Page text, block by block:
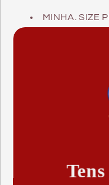
MINHA. SIZE
que oferece
Produto com
ao uso de
menos
resultando em
alergênico, livre